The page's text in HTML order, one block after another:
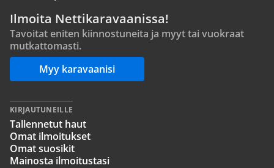
Ilmoita Nettikaravaanissa!
Tavoitat eniten kiinnostuneita ja myyt tai vuokraat
mutkattomasti.
Myy karavaanisi
KIRJAUTUNEILLE
Tallennetut haut
Omat ilmoitukset
Omat suosikit
Mainosta ilmoitustasi